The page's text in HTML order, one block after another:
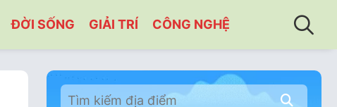
ĐỜI SỐNG GIẢI TRÍ CÔNG NGHỆ